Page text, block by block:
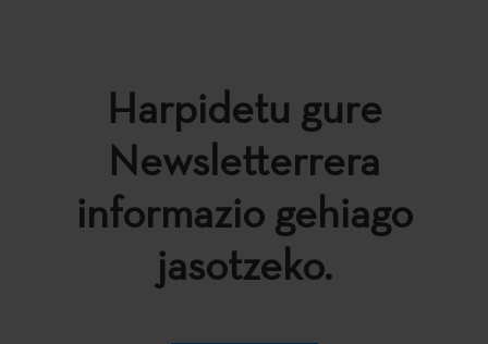
Harpidetu gure
Newsletterrera
informazio gehiago
jasotzeko.